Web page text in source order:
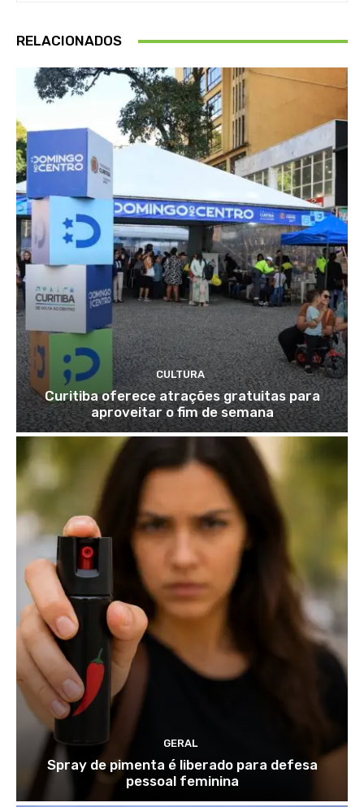
RELACIONADOS
CULTURA
Curitiba oferece atrações gratuitas para
aproveitar o fim de semana
GERAL
Spray de pimenta é liberado para defesa
pessoal feminina